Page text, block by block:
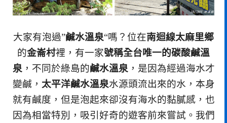
大家有泡過”鹹水溫泉“嗎？位在南迴線太麻里鄉
的金崙村裡，有一家號稱全台唯一的碳酸鹹溫
泉 ，不同於綠島的鹹水溫泉 ，是因為經過海水才
變鹹， 太平洋鹹水溫泉水源頭流出來的水，本身
就有鹹度，但是泡起來卻沒有海水的黏膩感，也
因為相當特別，吸引好奇的遊客前來嘗試。我們